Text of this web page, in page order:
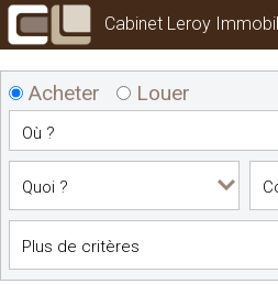
Cabinet Leroy
Acheter Louer